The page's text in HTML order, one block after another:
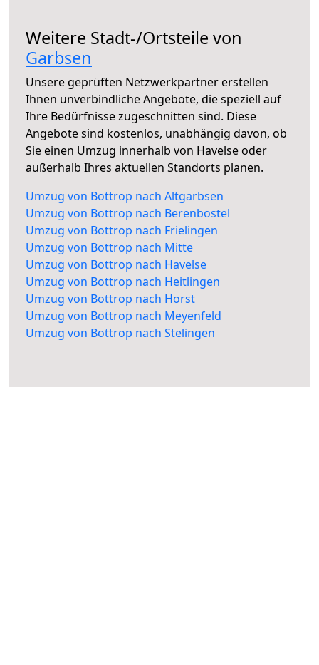
Weitere Stadt-/Ortsteile von
Garbsen
Unsere geprüften Netzwerkpartner erstellen
Ihnen unverbindliche Angebote, die speziell auf
Ihre Bedürfnisse zugeschnitten sind. Diese
Angebote sind kostenlos, unabhängig davon, ob
Sie einen Umzug innerhalb von Havelse oder
außerhalb Ihres aktuellen Standorts planen.
Umzug von Bottrop nach Altgarbsen
Umzug von Bottrop nach Berenbostel
Umzug von Bottrop nach Frielingen
Umzug von Bottrop nach Mitte
Umzug von Bottrop nach Havelse
Umzug von Bottrop nach Heitlingen
Umzug von Bottrop nach Horst
Umzug von Bottrop nach Meyenfeld
Umzug von Bottrop nach Stelingen